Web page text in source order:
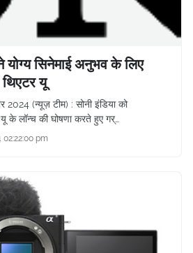
योग्य सिनेमाई अनुभव के लिए
थिएटर यू
2024 (न्यूज़ टीम) : सोनी इंडिया को
यू के लॉन्च की घोषणा करते हुए गर्…
pm